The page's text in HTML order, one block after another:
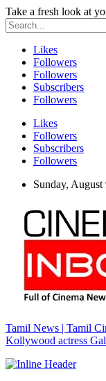
Take a fresh look at
Likes
Followers
Followers
Subscribers
Followers
Likes
Followers
Subscribers
Followers
Sunday, August
Tamil News | Tamil
Kollywood actress